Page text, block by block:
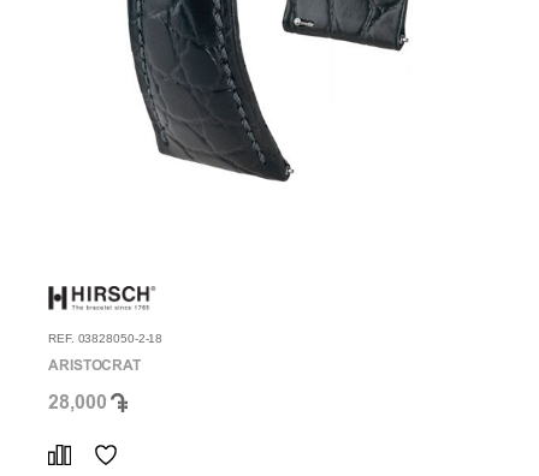
REF. 03828050-2-18
ARISTOCRAT
28,000